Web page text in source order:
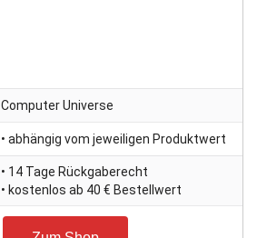
Computer Universe
• abhängig vom jeweiligen Produktwert
• 14 Tage Rückgaberecht
• kostenlos ab 40 € Bestellwert